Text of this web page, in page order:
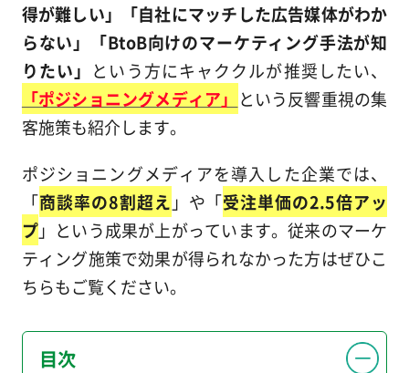
得が難しい」「自社にマッチした広告媒体がわか
らない」「BtoB向けのマーケティング手法が知
りたい」 という方にキャククルが推奨したい、
「ポジショニングメディア」 という反響重視の集
客施策も紹介します。
ポジショニングメディアを導入した企業では、
「商談率の8割超え 」や「受注単価の2.5倍アッ
プ」という成果が上がっています。従来のマーケ
ティング施策で効果が得られなかった方はぜひこ
ちらもご覧ください。
目次